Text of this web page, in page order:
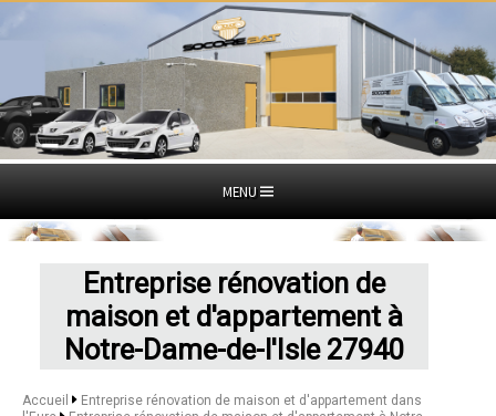
MENU
Entreprise rénovation de
maison et d'appartement à
Notre-Dame-de-l'Isle 27940
Accueil
Entreprise rénovation de maison et d'appartement dans